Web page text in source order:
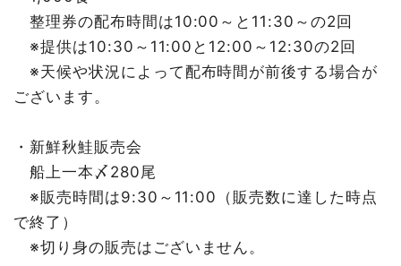
整理券の配布時間は10:00～と11:30～の2回
※提供は10:30～11:00と12:00～12:30の2回
※天候や状況によって配布時間が前後する場合が
ございます。
・新鮮秋鮭販売会
船上一本〆280尾
※販売時間は9:30～11:00（販売数に達した時点
で終了）
※切り身の販売はございません。